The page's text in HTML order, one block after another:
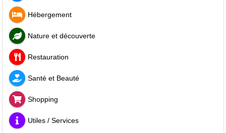
Hébergement
Nature et découverte
Restauration
Santé et Beauté
Shopping
Utiles / Services